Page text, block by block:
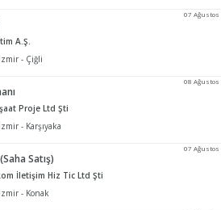
07 Ağustos
A.Ş.
İzmir - Çiğli
08 Ağustos
Proje Ltd Şti
İzmir - Karşıyaka
07 Ağustos
Satış)
İletişim Hiz Tic Ltd Şti
İzmir - Konak